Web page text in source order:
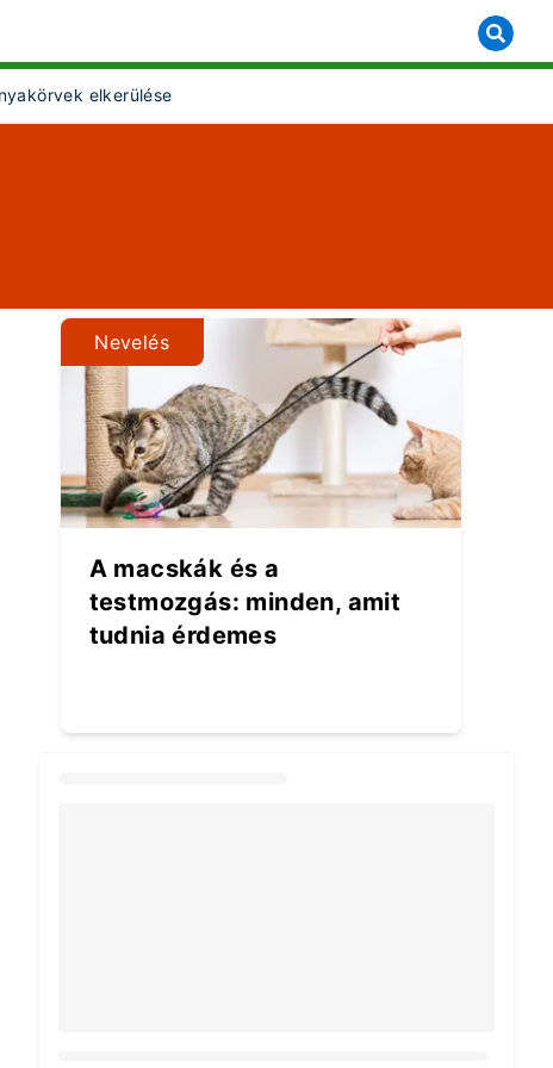
Object]
elkerülése
Nevelés
A macskák és a
testmozgás: minden, amit
tudnia érdemes